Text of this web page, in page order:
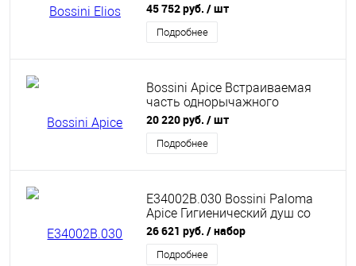
верхний душ из ABS Ø25см.,
ручной душ с 3 режимами,
цвет: хром
45 752 руб. / шт
Подробнее
Bossini Apice Встраиваемая
часть однорычажного
смесителя для ванны
20 220 руб. / шт
Подробнее
E34002B.030 Bossini Paloma
Apice Гигиенический душ со
смесителем, лейкой,
держателем и шлангом 125см.,
цвет: хром
26 621 руб. / набор
Подробнее